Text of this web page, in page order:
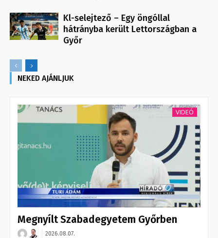
Kl-selejtező – Egy öngóllal
hátrányba került Lettországban a
Győr
NEKED AJÁNLJUK
VIDEÓ
Megnyílt Szabadegyetem Győrben
2026.08.07.